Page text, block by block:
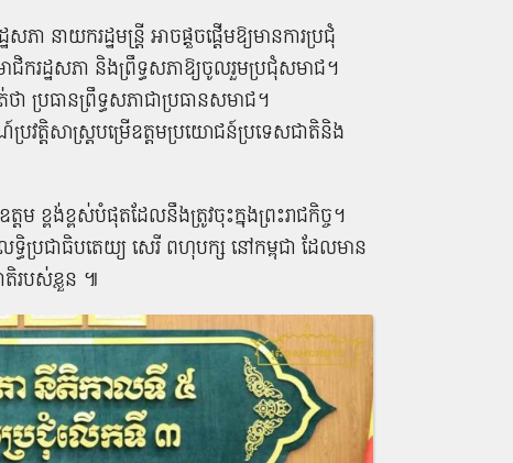
ភា នាយក​រដ្ឋមន្ត្រី អាច​ផ្តួចផ្តើម​ឱ្យ​មានការ​ប្រជុំ​
ក​រដ្ឋសភា និង​ព្រឹទ្ធសភា​ឱ្យ​ចូលរួម​ប្រជុំ​សមាជ​។
ា ប្រធាន​ព្រឹទ្ធសភា​ជា​ប្រធាន​សមាជ​។
ប្រវត្តិសាស្ត្រ​បម្រើ​ឧត្តម​ប្រយោជន៍​ប្រទេស​ជាតិ​និង​
ខ្ពង់ខ្ពស់​បំផុត​ដែល​នឹង​ត្រូវ​ចុះ​ក្នុង​ព្រះរាជកិច្ច​។
ធិប្រជាធិបតេយ្យ សេរី ពហុបក្ស នៅ​កម្ពុជា ដែល​មាន​
ាតិ​របស់​ខ្លួន ​៕